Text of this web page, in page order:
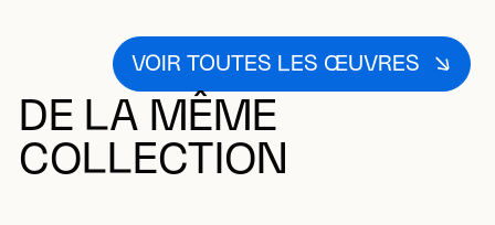
VOIR TOUTES LES ŒUVRES
DE LA MÊME
COLLECTION